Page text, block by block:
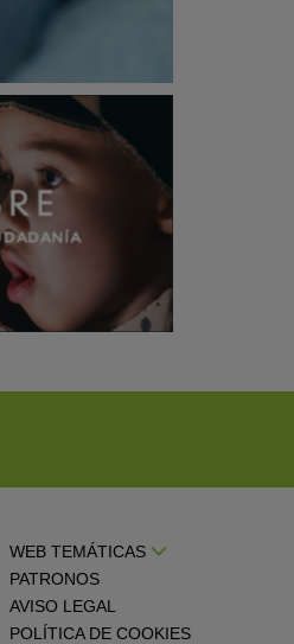
WEB TEMÁTICAS
PATRONOS
AVISO LEGAL
POLÍTICA DE COOKIES